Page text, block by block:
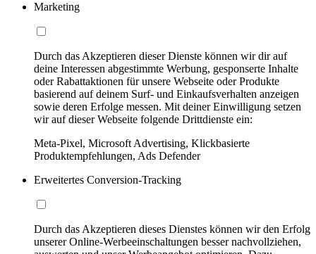
Marketing
Durch das Akzeptieren dieser Dienste können wir dir auf
deine Interessen abgestimmte Werbung, gesponserte Inhalte
oder Rabattaktionen für unsere Webseite oder Produkte
basierend auf deinem Surf- und Einkaufsverhalten anzeigen
sowie deren Erfolge messen. Mit deiner Einwilligung setzen
wir auf dieser Webseite folgende Drittdienste ein:
Meta-Pixel, Microsoft Advertising, Klickbasierte
Produktempfehlungen, Ads Defender
Erweitertes Conversion-Tracking
Durch das Akzeptieren dieses Dienstes können wir den Erfolg
unserer Online-Werbeeinschaltungen besser nachvollziehen,